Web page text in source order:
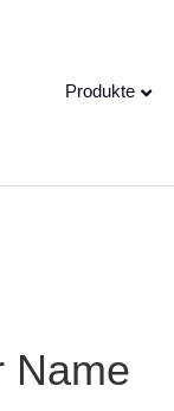
Produkte
Name